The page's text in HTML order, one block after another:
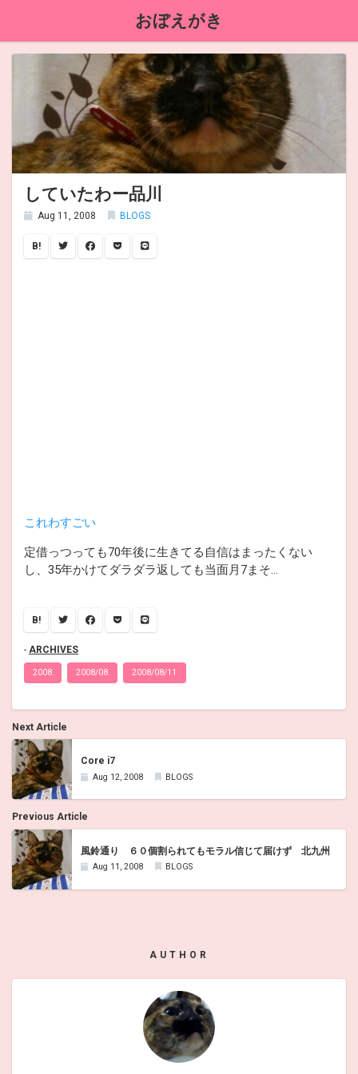
おぼえがき
していたわー品川
Aug 11, 2008 BLOGS
B!
これわすごい
定借っつっても70年後に生きてる自信はまったくない
し、35年かけてダラダラ返しても当面月7まそ…
B!
ARCHIVES
2008 2008/08 2008/08/11
Next Article
Core i7
Aug 12, 2008 BLOGS
Previous Article
風鈴通り ６０個割られてもモラル信じて届けず 北九州
Aug 11, 2008 BLOGS
AUTHOR